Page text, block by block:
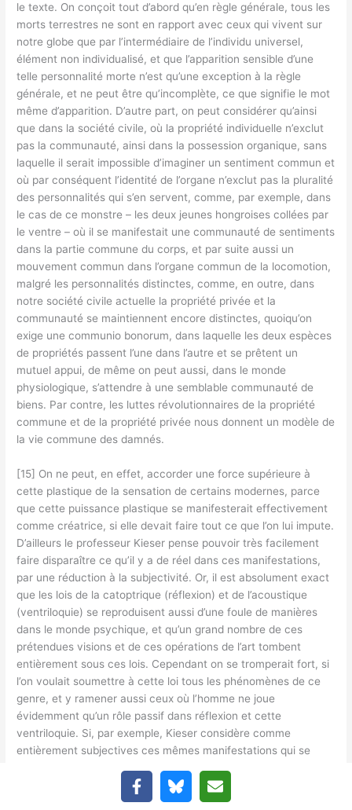
le texte. On conçoit tout d’abord qu’en règle générale, tous les
morts terrestres ne sont en rapport avec ceux qui vivent sur
notre globe que par l’intermédiaire de l’individu universel,
élément non individualisé, et que l’apparition sensible d’une
telle personnalité morte n’est qu’une exception à la règle
générale, et ne peut être qu’incomplète, ce que signifie le mot
même d’apparition. D’autre part, on peut considérer qu’ainsi
que dans la société civile, où la propriété individuelle n’exclut
pas la communauté, ainsi dans la possession organique, sans
laquelle il serait impossible d’imaginer un sentiment commun et
où par conséquent l’identité de l’organe n’exclut pas la pluralité
des personnalités qui s’en servent, comme, par exemple, dans
le cas de ce monstre – les deux jeunes hongroises collées par
le ventre – où il se manifestait une communauté de sentiments
dans la partie commune du corps, et par suite aussi un
mouvement commun dans l’organe commun de la locomotion,
malgré les personnalités distinctes, comme, en outre, dans
notre société civile actuelle la propriété privée et la
communauté se maintiennent encore distinctes, quoiqu’on
exige une communio bonorum, dans laquelle les deux espèces
de propriétés passent l’une dans l’autre et se prêtent un
mutuel appui, de même on peut aussi, dans le monde
physiologique, s’attendre à une semblable communauté de
biens. Par contre, les luttes révolutionnaires de la propriété
commune et de la propriété privée nous donnent un modèle de
la vie commune des damnés.
[15] On ne peut, en effet, accorder une force supérieure à
cette plastique de la sensation de certains modernes, parce
que cette puissance plastique se manifesterait effectivement
comme créatrice, si elle devait faire tout ce que l’on lui impute.
D’ailleurs le professeur Kieser pense pouvoir très facilement
faire disparaître ce qu’il y a de réel dans ces manifestations,
par une réduction à la subjectivité. Or, il est absolument exact
que les lois de la catoptrique (réflexion) et de l’acoustique
(ventriloquie) se reproduisent aussi d’une foule de manières
dans le monde psychique, et qu’un grand nombre de ces
prétendues visions et de ces opérations de l’art tombent
entièrement sous ces lois. Cependant on se tromperait fort, si
l’on voulait soumettre à cette loi tous les phénomènes de ce
genre, et y ramener aussi ceux où l’homme ne joue
évidemment qu’un rôle passif dans réflexion et cette
ventriloquie. Si, par exemple, Kieser considère comme
entièrement subjectives ces mêmes manifestations qui se
produisent chez l’homme à son insu, c’est-à-dire contre sa
subjectivité, s’il ne veut reconnaître qu’une infection subjective
dans des cas où plusieurs ont la même vision, on ne voit pas